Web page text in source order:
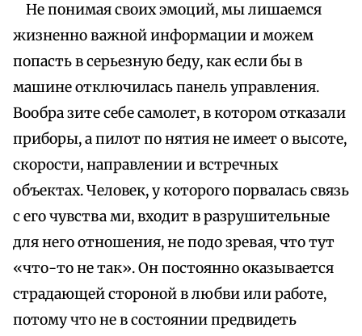
Не понимая своих эмоций, мы лишаемся
жизненно важной информации и можем
попасть в серьезную беду, как если бы в
машине отключилась панель управления.
Вообра зите себе самолет, в котором отказали
приборы, а пилот по нятия не имеет о высоте,
скорости, направлении и встречных
объектах. Человек, у которого порвалась связь
с его чувства ми, входит в разрушительные
для него отношения, не подо зревая, что тут
«что-то не так». Он постоянно оказывается
страдающей стороной в любви или работе,
потому что не в состоянии предвидеть